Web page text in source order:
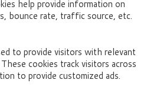
help provide information on
bounce rate, traffic source, etc.
to provide visitors with relevant
cookies track visitors across
to provide customized ads.